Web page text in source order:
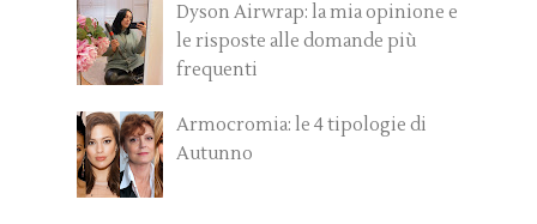
Dyson Airwrap: la mia opinione e
le risposte alle domande più
frequenti
Armocromia: le 4 tipologie di
Autunno